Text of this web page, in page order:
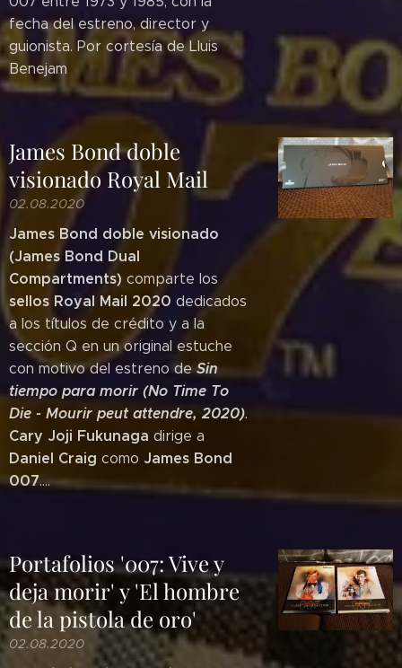
fecha del estreno, director y
guionista. Por cortesía de Lluis
Benejam
James Bond doble
visionado Royal Mail
02.08.2020
James Bond doble visionado
(James Bond Dual
Compartments) comparte los
sellos Royal Mail 2020 dedicados
a los títulos de crédito y a la
sección Q en un original estuche
con motivo del estreno deSin
tiempo para morir (No Time To
Die - Mourir peut attendre, 2020).
Cary Joji Fukunaga dirige a
Daniel Craig como James Bond
007....
Portafolios '007: Vive y
deja morir' y 'El hombre
de la pistola de oro'
02.08.2020